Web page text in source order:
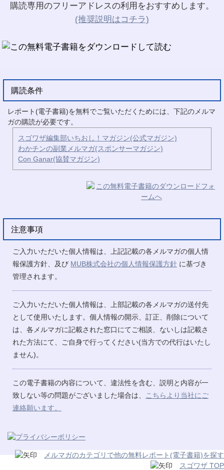
購読専用のフリーアドレスの利用をおすすめします。
(推奨説明はコチラ)
購読条件
レポート(電子書籍)を無料でご覧いただくためには、下記のメルマ
ガの購読が必要です。
スゴワザ編集部いちおし！マガジン(公式マガジン)
わかチンの副業メルマガ(スポンサーマガジン)
Con Ganar(協賛マガジン)
注意事項
ご入力いただいた個人情報は、上記記載の各メルマガの個人情
報保護方針、及び MUB株式会社の個人情報保護方針 に基づき
管理されます。
ご入力いただいた個人情報は、上部記載の各メルマガの送付先
として使用いたします。個人情報の開示、訂正、削除について
は、各メルマガに記載された窓口にてご相談、ないしは記載さ
れた方法にて、ご自身で行ってください(当方での代行はいたし
ません)。
この電子書籍の内容について、違法性を含む、説明と内容が一
致しない等の問題がございました場合は、
こちらより当社にご
連絡願います。
メルマガのカテゴリで他の無料レポート(電子書籍)を探す
スゴワザ TOP